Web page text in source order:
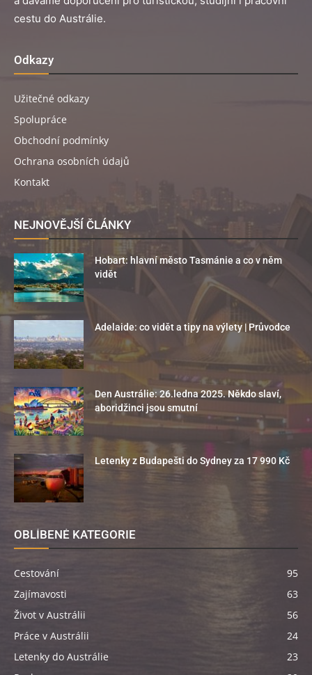
cestu do Austrálie.
Odkazy
Užitečné odkazy
Spolupráce
Obchodní podmínky
Ochrana osobních údajů
Kontakt
NEJNOVĚJŠÍ ČLÁNKY
Hobart: hlavní město Tasmánie a co v něm
vidět
Adelaide: co vidět a tipy na výlety | Průvodce
Den Austrálie: 26.ledna 2025. Někdo slaví,
aboridžinci jsou smutní
Letenky z Budapešti do Sydney za 17 990 Kč
OBLÍBENÉ KATEGORIE
Cestování
95
Zajímavosti
63
Život v Austrálii
56
Práce v Austrálii
24
Letenky do Austrálie
23